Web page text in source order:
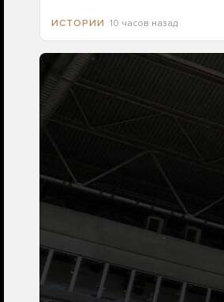
ИСТОРИИ 10 часов назад